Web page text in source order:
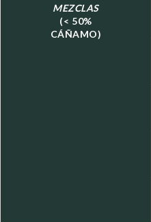
MEZCLAS
(< 50%
CÁÑAMO)